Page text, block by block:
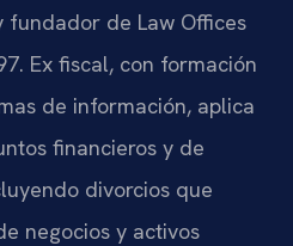
fundador de Law Offices
Ex fiscal, con formación
de información, aplica
financieros y de
divorcios que
negocios y activos